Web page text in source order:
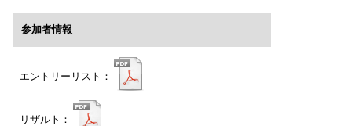
参加者情報
エントリーリスト：
リザルト：